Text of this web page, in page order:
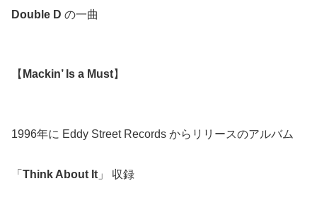
Double D の一曲
【 Mackin’ Is a Must】
1996年に Eddy Street Records からリリースのアルバム
「 Think About It 」 収録